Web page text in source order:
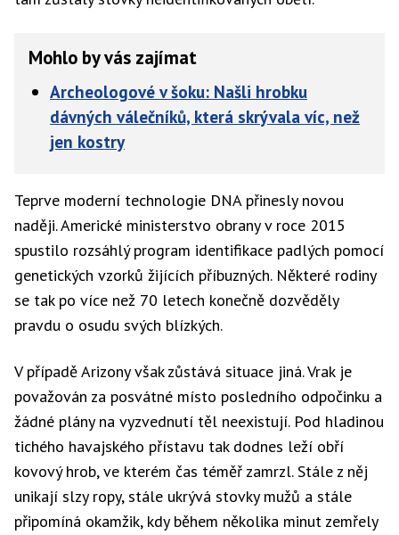
Mohlo by vás zajímat
Archeologové v šoku: Našli hrobku
dávných válečníků, která skrývala víc, než
jen kostry
Teprve moderní technologie DNA přinesly novou
naději. Americké ministerstvo obrany v roce 2015
spustilo rozsáhlý program identifikace padlých pomocí
genetických vzorků žijících příbuzných. Některé rodiny
se tak po více než 70 letech konečně dozvěděly
pravdu o osudu svých blízkých.
V případě Arizony však zůstává situace jiná. Vrak je
považován za posvátné místo posledního odpočinku a
žádné plány na vyzvednutí těl neexistují. Pod hladinou
tichého havajského přístavu tak dodnes leží obří
kovový hrob, ve kterém čas téměř zamrzl. Stále z něj
unikají slzy ropy, stále ukrývá stovky mužů a stále
připomíná okamžik, kdy během několika minut zemřely